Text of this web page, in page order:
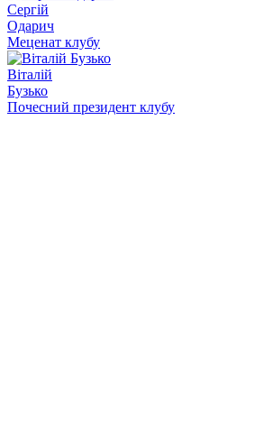
Сергій
Одарич
Меценат клубу
Віталій
Бузько
Почесний президент клубу